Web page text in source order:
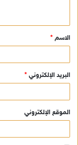
ق
*
الاسم *
البريد الإلكتروني *
الموقع الإلكتروني